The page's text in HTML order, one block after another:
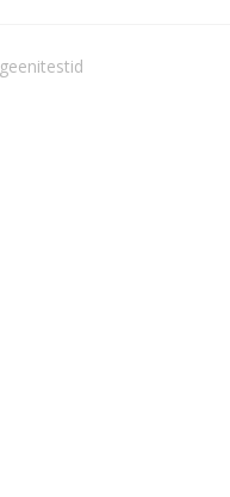
geenitestid